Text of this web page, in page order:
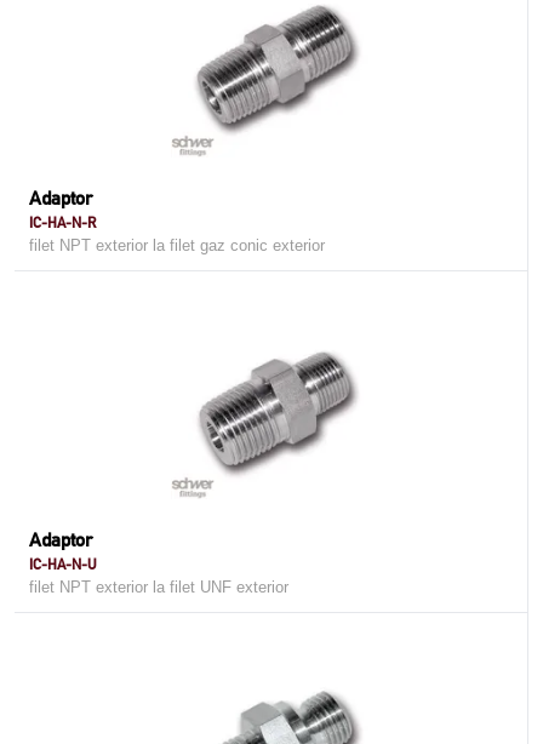
Adaptor
IC-HA-N-R
filet NPT exterior la filet gaz conic exterior
Adaptor
IC-HA-N-U
filet NPT exterior la filet UNF exterior